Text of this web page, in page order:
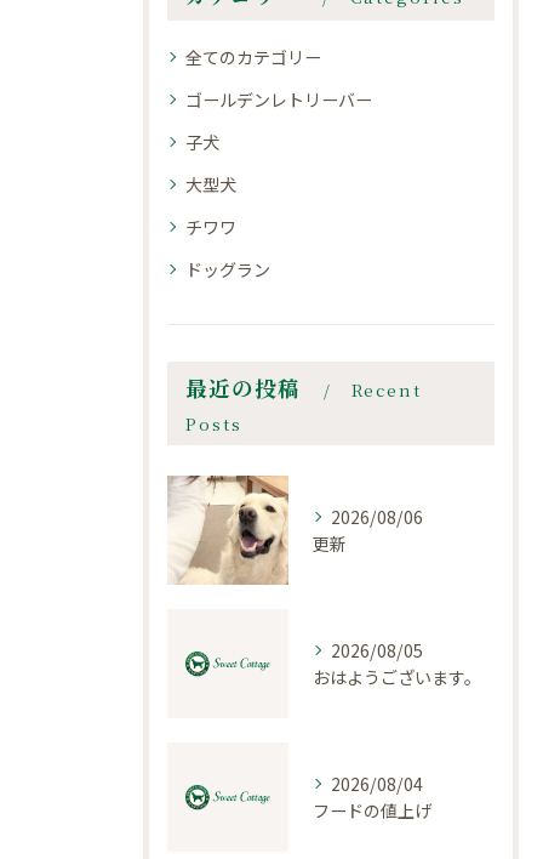
全てのカテゴリー
ゴールデンレトリーバー
子犬
大型犬
チワワ
ドッグラン
最近の投稿
Recent
Posts
2026/08/06
更新
2026/08/05
おはようございます。
2026/08/04
フードの値上げ